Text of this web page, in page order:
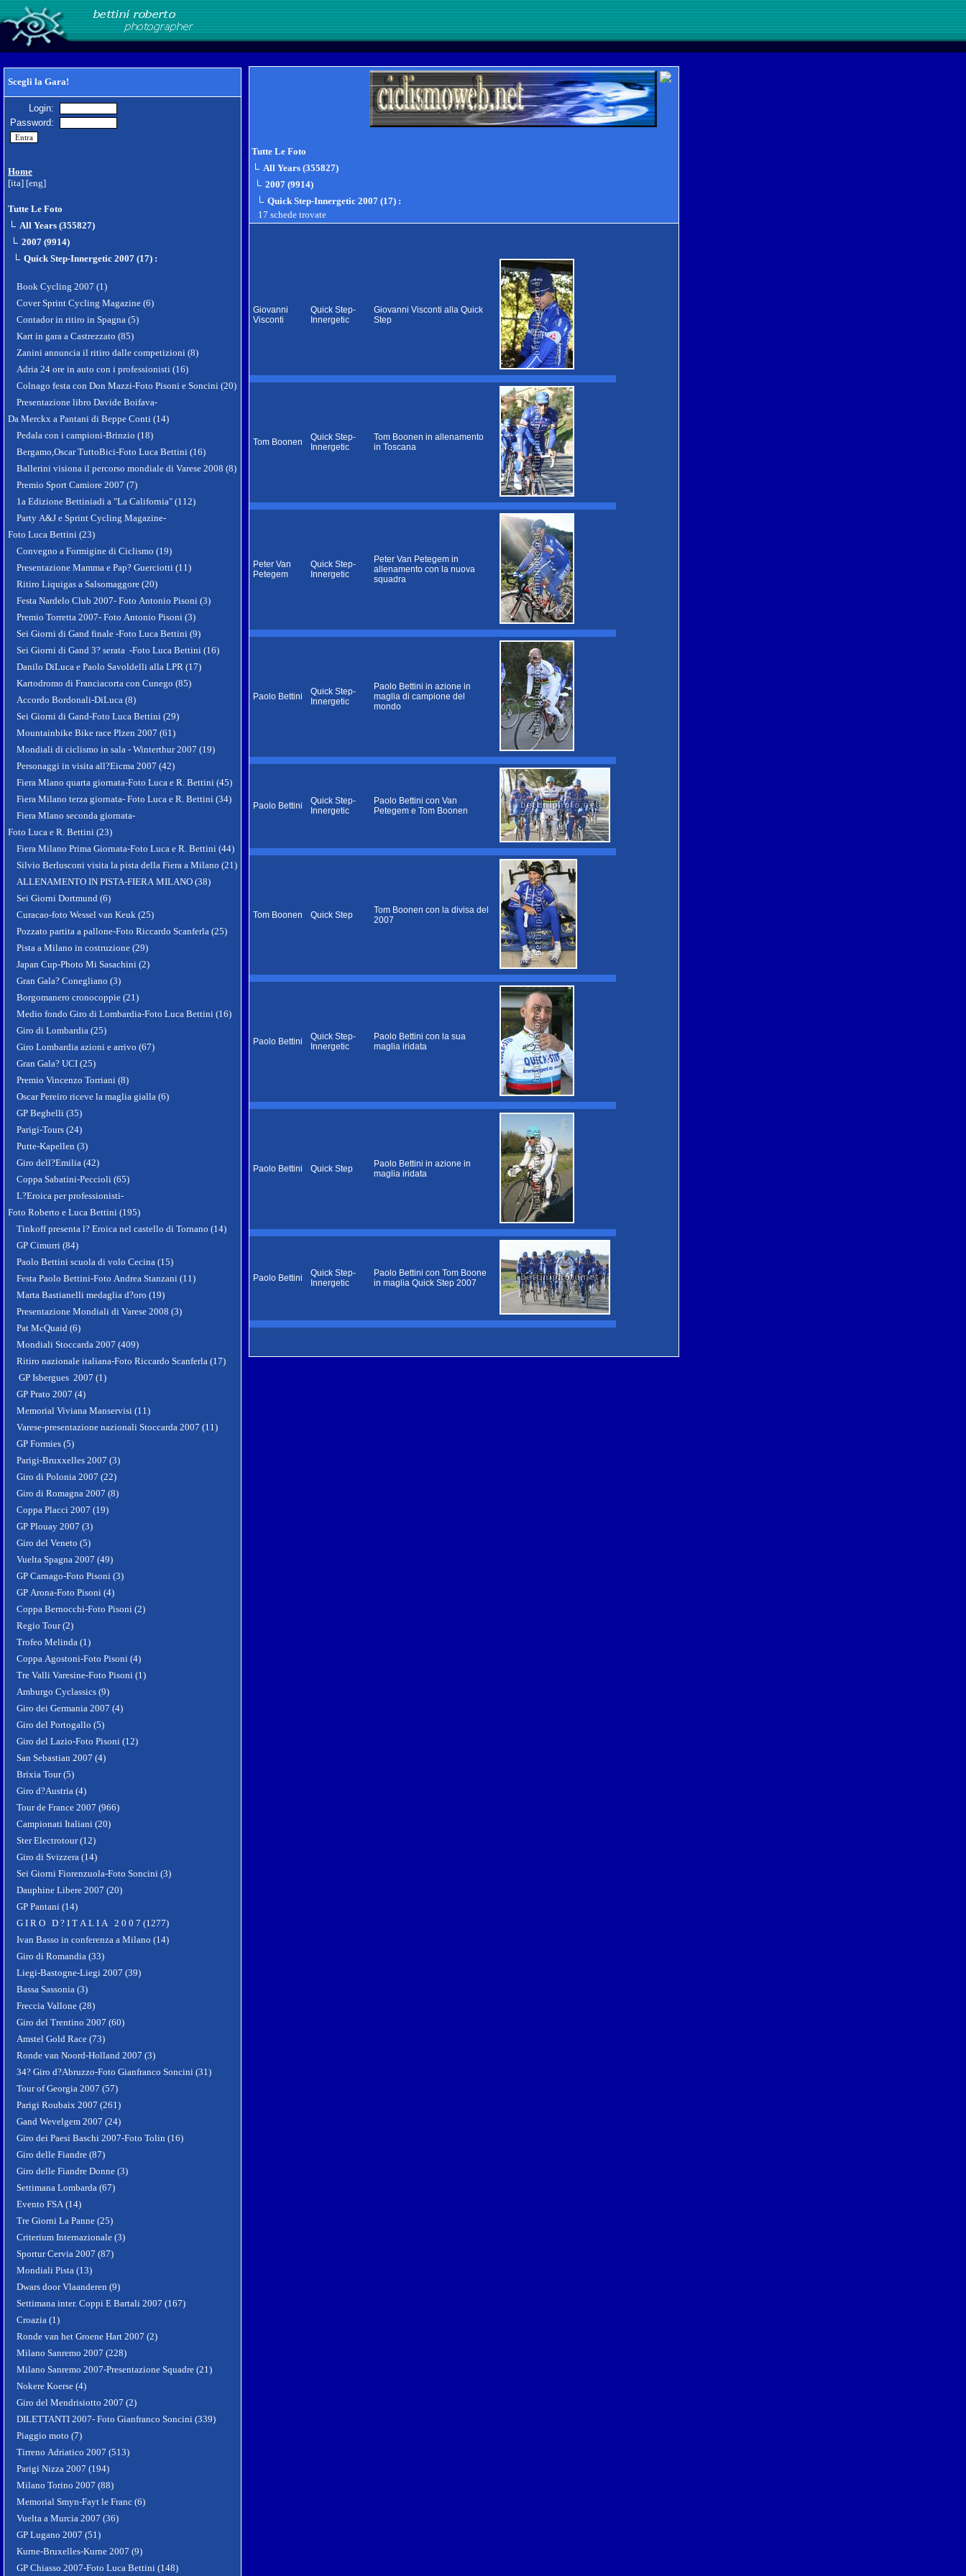
Scegli la Gara!
Login:
Password:
Home
[ita] [eng]
Tutte Le Foto
All Years (355827)
2007 (9914)
Quick Step-Innergetic 2007 (17) :
Book Cycling 2007 (1)
Cover Sprint Cycling Magazine (6)
Contador in ritiro in Spagna (5)
Kart in gara a Castrezzato (85)
Zanini annuncia il ritiro dalle competizioni (8)
Adria 24 ore in auto con i professionisti (16)
Colnago festa con Don Mazzi-Foto Pisoni e Soncini (20)
Presentazione libro Davide Boifava-
Da Merckx a Pantani di Beppe Conti (14)
Pedala con i campioni-Brinzio (18)
Bergamo,Oscar TuttoBici-Foto Luca Bettini (16)
Ballerini visiona il percorso mondiale di Varese 2008 (8)
Premio Sport Camiore 2007 (7)
1a Edizione Bettiniadi a "La California" (112)
Party A&J e Sprint Cycling Magazine-
Foto Luca Bettini (23)
Convegno a Formigine di Ciclismo (19)
Presentazione Mamma e Pap? Guerciotti (11)
Ritiro Liquigas a Salsomaggore (20)
Festa Nardelo Club 2007- Foto Antonio Pisoni (3)
Premio Torretta 2007- Foto Antonio Pisoni (3)
Sei Giorni di Gand finale -Foto Luca Bettini (9)
Sei Giorni di Gand 3? serata -Foto Luca Bettini (16)
Danilo DiLuca e Paolo Savoldelli alla LPR (17)
Kartodromo di Franciacorta con Cunego (85)
Accordo Bordonali-DiLuca (8)
Sei Giorni di Gand-Foto Luca Bettini (29)
Mountainbike Bike race Plzen 2007 (61)
Mondiali di ciclismo in sala - Winterthur 2007 (19)
Personaggi in visita all?Eicma 2007 (42)
Fiera Mlano quarta giornata-Foto Luca e R. Bettini (45)
Fiera Milano terza giornata- Foto Luca e R. Bettini (34)
Fiera Mlano seconda giornata-
Foto Luca e R. Bettini (23)
Fiera Milano Prima Giornata-Foto Luca e R. Bettini (44)
Silvio Berlusconi visita la pista della Fiera a Milano (21)
ALLENAMENTO IN PISTA-FIERA MILANO (38)
Sei Giorni Dortmund (6)
Curacao-foto Wessel van Keuk (25)
Pozzato partita a pallone-Foto Riccardo Scanferla (25)
Pista a Milano in costruzione (29)
Japan Cup-Photo Mi Sasachini (2)
Gran Gala? Conegliano (3)
Borgomanero cronocoppie (21)
Medio fondo Giro di Lombardia-Foto Luca Bettini (16)
Giro di Lombardia (25)
Giro Lombardia azioni e arrivo (67)
Gran Gala? UCI (25)
Premio Vincenzo Torriani (8)
Oscar Pereiro riceve la maglia gialla (6)
GP Beghelli (35)
Parigi-Tours (24)
Putte-Kapellen (3)
Giro dell?Emilia (42)
Coppa Sabatini-Peccioli (65)
L?Eroica per professionisti-
Foto Roberto e Luca Bettini (195)
Tinkoff presenta l? Eroica nel castello di Tornano (14)
GP Cimurri (84)
Paolo Bettini scuola di volo Cecina (15)
Festa Paolo Bettini-Foto Andrea Stanzani (11)
Marta Bastianelli medaglia d?oro (19)
Presentazione Mondiali di Varese 2008 (3)
Pat McQuaid (6)
Mondiali Stoccarda 2007 (409)
Ritiro nazionale italiana-Foto Riccardo Scanferla (17)
GP Isbergues 2007 (1)
GP Prato 2007 (4)
Memorial Viviana Manservisi (11)
Varese-presentazione nazionali Stoccarda 2007 (11)
GP Formies (5)
Parigi-Bruxxelles 2007 (3)
Giro di Polonia 2007 (22)
Giro di Romagna 2007 (8)
Coppa Placci 2007 (19)
GP Plouay 2007 (3)
Giro del Veneto (5)
Vuelta Spagna 2007 (49)
GP Carnago-Foto Pisoni (3)
GP Arona-Foto Pisoni (4)
Coppa Bernocchi-Foto Pisoni (2)
Regio Tour (2)
Trofeo Melinda (1)
Coppa Agostoni-Foto Pisoni (4)
Tre Valli Varesine-Foto Pisoni (1)
Amburgo Cyclassics (9)
Giro dei Germania 2007 (4)
Giro del Portogallo (5)
Giro del Lazio-Foto Pisoni (12)
San Sebastian 2007 (4)
Brixia Tour (5)
Giro d?Austria (4)
Tour de France 2007 (966)
Campionati Italiani (20)
Ster Electrotour (12)
Giro di Svizzera (14)
Sei Giorni Fiorenzuola-Foto Soncini (3)
Dauphine Libere 2007 (20)
GP Pantani (14)
G I R O D ? I T A L I A 2 0 0 7 (1277)
Ivan Basso in conferenza a Milano (14)
Giro di Romandia (33)
Liegi-Bastogne-Liegi 2007 (39)
Bassa Sassonia (3)
Freccia Vallone (28)
Giro del Trentino 2007 (60)
Amstel Gold Race (73)
Ronde van Noord-Holland 2007 (3)
34? Giro d?Abruzzo-Foto Gianfranco Soncini (31)
Tour of Georgia 2007 (57)
Parigi Roubaix 2007 (261)
Gand Wevelgem 2007 (24)
Giro dei Paesi Baschi 2007-Foto Tolin (16)
Giro delle Fiandre (87)
Giro delle Fiandre Donne (3)
Settimana Lombarda (67)
Evento FSA (14)
Tre Giorni La Panne (25)
Criterium Internazionale (3)
Sportur Cervia 2007 (87)
Mondiali Pista (13)
Dwars door Vlaanderen (9)
Settimana inter. Coppi E Bartali 2007 (167)
Croazia (1)
Ronde van het Groene Hart 2007 (2)
Milano Sanremo 2007 (228)
Milano Sanremo 2007-Presentazione Squadre (21)
Nokere Koerse (4)
Giro del Mendrisiotto 2007 (2)
DILETTANTI 2007- Foto Gianfranco Soncini (339)
Piaggio moto (7)
Tirreno Adriatico 2007 (513)
Parigi Nizza 2007 (194)
Milano Torino 2007 (88)
Memorial Smyn-Fayt le Franc (6)
Vuelta a Murcia 2007 (36)
GP Lugano 2007 (51)
Kurne-Bruxelles-Kurne 2007 (9)
GP Chiasso 2007-Foto Luca Bettini (148)
Tutte Le Foto
All Years (355827)
2007 (9914)
Quick Step-Innergetic 2007 (17) :
17 schede trovate
Giovanni
Visconti
Quick Step-
Innergetic
Giovanni Visconti alla Quick
Step
Tom Boonen
Quick Step-
Innergetic
Tom Boonen in allenamento
in Toscana
Peter Van
Petegem
Quick Step-
Innergetic
Peter Van Petegem in
allenamento con la nuova
squadra
Paolo Bettini
Quick Step-
Innergetic
Paolo Bettini in azione in
maglia di campione del
mondo
Paolo Bettini
Quick Step-
Innergetic
Paolo Bettini con Van
Petegem e Tom Boonen
Tom Boonen Quick Step
Tom Boonen con la divisa del
2007
Paolo Bettini
Quick Step-
Innergetic
Paolo Bettini con la sua
maglia iridata
Paolo Bettini Quick Step
Paolo Bettini in azione in
maglia iridata
Paolo Bettini
Quick Step-
Innergetic
Paolo Bettini con Tom Boone
in maglia Quick Step 2007